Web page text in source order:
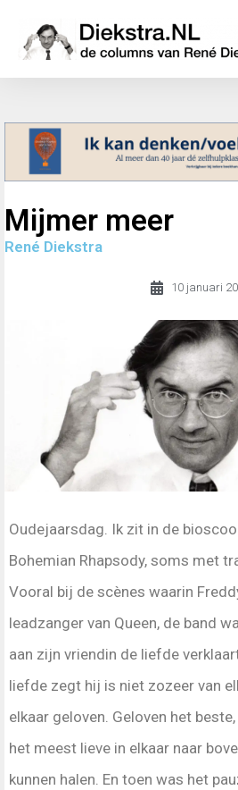
Mijmer meer
René Diekstra
10 januari
Oudejaarsdag. Ik zit in de
Bohemian Rhapsody, soms met
Vooral bij de scènes waarin
leadzanger van Queen, de band
aan zijn vriendin de liefde
liefde zegt hij is niet zozeer van
elkaar geloven. Geloven het
het meest lieve in elkaar naar
kunnen halen. En toen was het